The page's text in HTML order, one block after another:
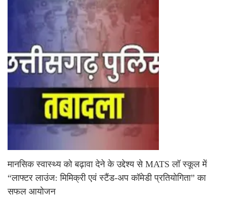
मानसिक स्वास्थ्य को बढ़ावा देने के उद्देश्य से MATS लॉ स्कूल में
“लाफ्टर लाउंज: मिमिक्री एवं स्टैंड-अप कॉमेडी प्रतियोगिता” का
सफल आयोजन